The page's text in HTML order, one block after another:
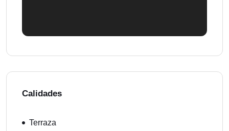
Calidades
Terraza